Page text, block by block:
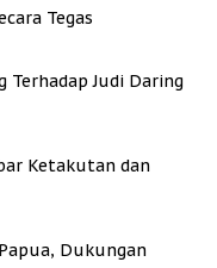
Tegas
Terhadap Judi Daring
Ketakutan dan
Dukungan